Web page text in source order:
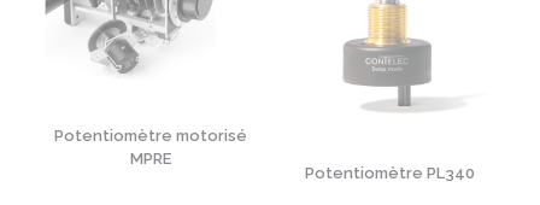
Potentiomètre motorisé
MPRE
Potentiomètre PL340